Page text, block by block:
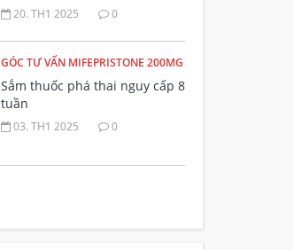
20. TH1 2025 0
GÓC TƯ VẤN MIFEPRISTONE 200MG
Sắm thuốc phá thai nguy cấp 8
tuần
03. TH1 2025 0